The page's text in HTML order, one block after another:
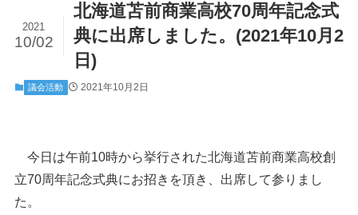
北海道苫前商業高校70周年記念式
典に出席しました。(2021年10月2
日)
2021
10/02
議会活動 2021年10月2日
今日は午前10時から挙行された北海道苫前商業高校創
立70周年記念式典にお招きを頂き、出席して参りまし
た。